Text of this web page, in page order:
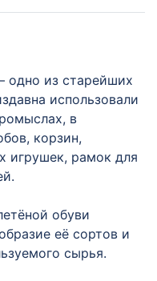
одно из старейших
использовали
в
корзин,
игрушек, рамок для
обуви
её сортов и
сырья.